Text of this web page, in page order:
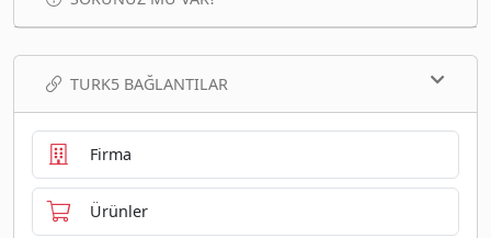
TURK5 BAĞLANTILAR
Firma
Ürünler